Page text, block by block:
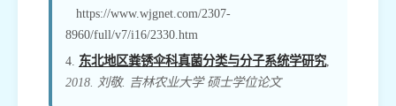
https://www.wjgnet.com/2307-
8960/full/v7/i16/2330.htm
4. 东北地区粪锈伞科真菌分类与分子系统学研究,
2018. 刘敬. 吉林农业大学 硕士学位论文